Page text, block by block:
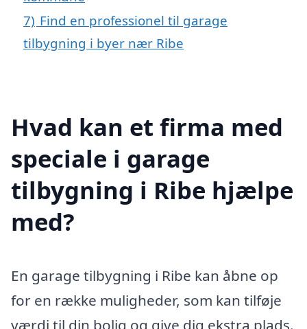
7) Find en professionel til garage
tilbygning i byer nær Ribe
Hvad kan et firma med
speciale i garage
tilbygning i Ribe hjælpe
med?
En garage tilbygning i Ribe kan åbne op
for en række muligheder, som kan tilføje
værdi til din bolig og give dig ekstra plads.